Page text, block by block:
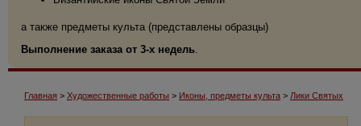
а также предметы культа (представлены образцы)
Выполнение заказа от 3-х недель.
Главная > Художественные работы > Иконы, предметы культа > Лики Святых